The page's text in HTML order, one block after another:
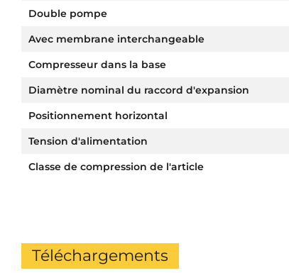
Double pompe
Avec membrane interchangeable
Compresseur dans la base
Diamètre nominal du raccord d'expansion
Positionnement horizontal
Tension d'alimentation
Classe de compression de l'article
Téléchargements